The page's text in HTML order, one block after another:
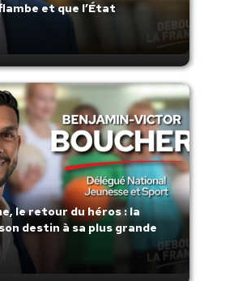
et que l’État
le retour du héros : la
destin à sa plus grande